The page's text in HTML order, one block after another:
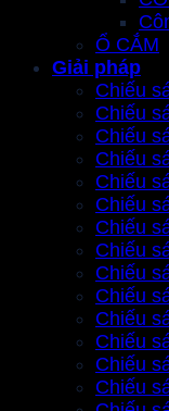
Ổ CẮM
Giải pháp
Chiếu
Chiếu
Chiếu
Chiếu
Chiếu
Chiếu
Chiếu
Chiếu
Chiếu
Chiếu
Chiếu
Chiếu
Chiếu
Chiếu